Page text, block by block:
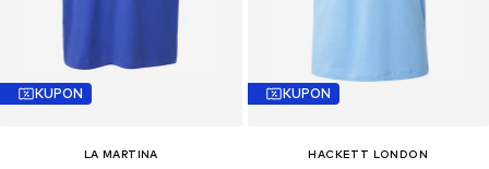
KUPON
LA MARTINA
KUPON
HACKETT LONDON